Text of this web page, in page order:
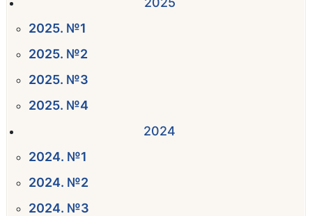
2025. №1
2025. №2
2025. №3
2025. №4
2024
2024. №1
2024. №2
2024. №3